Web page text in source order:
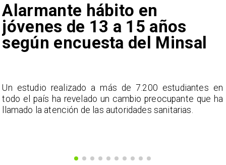
Alarmante hábito en
jóvenes de 13 a 15 años
según encuesta del Minsal
Un estudio realizado a más de 7.200 estudiantes en
todo el país ha revelado un cambio preocupante que ha
llamado la atención de las autoridades sanitarias.